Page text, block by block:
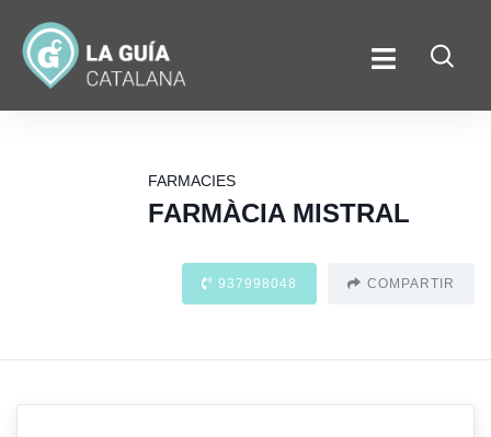
FARMACIES
FARMÀCIA MISTRAL
937998048 COMPARTIR